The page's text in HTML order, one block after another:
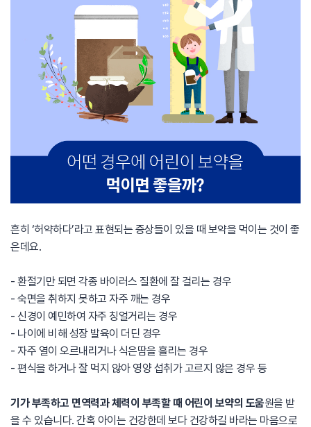
흔히 ‘허약하다’라고 표현되는 증상들이 있을 때 보약을 먹이는 것이 좋
은데요.
- 환절기만 되면 각종 바이러스 질환에 잘 걸리는 경우
- 숙면을 취하지 못하고 자주 깨는 경우
- 신경이 예민하여 자주 칭얼거리는 경우
- 나이에 비해 성장 발육이 더딘 경우
- 자주 열이 오르내리거나 식은땀을 흘리는 경우
- 편식을 하거나 잘 먹지 않아 영양 섭취가 고르지 않은 경우 등
기가 부족하고 면역력과 체력이 부족할 때 어린이 보약의 도움원을 받
을 수 있습니다. 간혹 아이는 건강한데 보다 건강하길 바라는 마음으로